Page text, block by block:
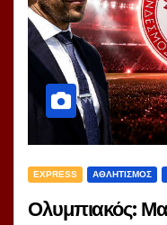
EXPRESS ΑΘΛΗΤΙΣΜΟΣ
Ολυμπιακός: